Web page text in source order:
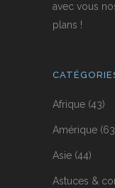
avec vous
plans !
Afrique (43)
Amérique
Asie (44)
Astuces &